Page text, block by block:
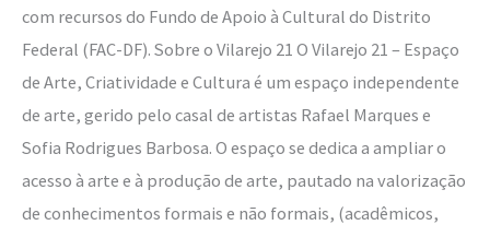
com recursos do Fundo de Apoio à Cultural do Distrito
Federal (FAC-DF). Sobre o Vilarejo 21 O Vilarejo 21 – Espaço
de Arte, Criatividade e Cultura é um espaço independente
de arte, gerido pelo casal de artistas Rafael Marques e
Sofia Rodrigues Barbosa. O espaço se dedica a ampliar o
acesso à arte e à produção de arte, pautado na valorização
de conhecimentos formais e não formais, (acadêmicos,